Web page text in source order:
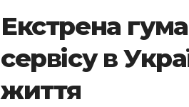
Екстрена
сервісу в
життя